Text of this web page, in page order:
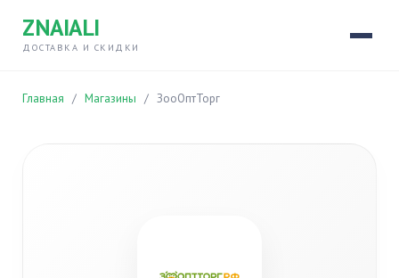
ZNAIALI
ДОСТАВКА И СКИДКИ
Главная / Магазины / ЗооОптТорг